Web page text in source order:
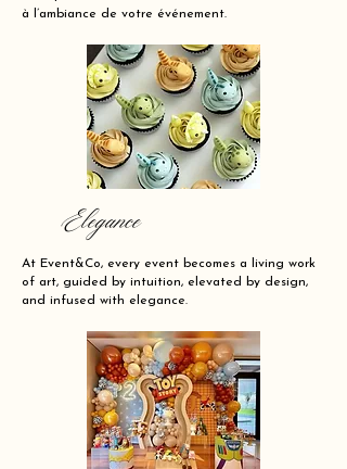
à l’ambiance de votre événement.
Elegance
At Event&Co, every event becomes a living work
of art, guided by intuition, elevated by design,
and infused with elegance.